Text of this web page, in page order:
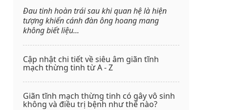
Đau tinh hoàn trái sau khi quan hệ là hiện
tượng khiến cánh đàn ông hoang mang
không biết liệu...
Cập nhật chi tiết về siêu âm giãn tĩnh
mạch thừng tinh từ A - Z
Giãn tĩnh mạch thừng tinh có gây vô sinh
không và điều trị bệnh như thế nào?